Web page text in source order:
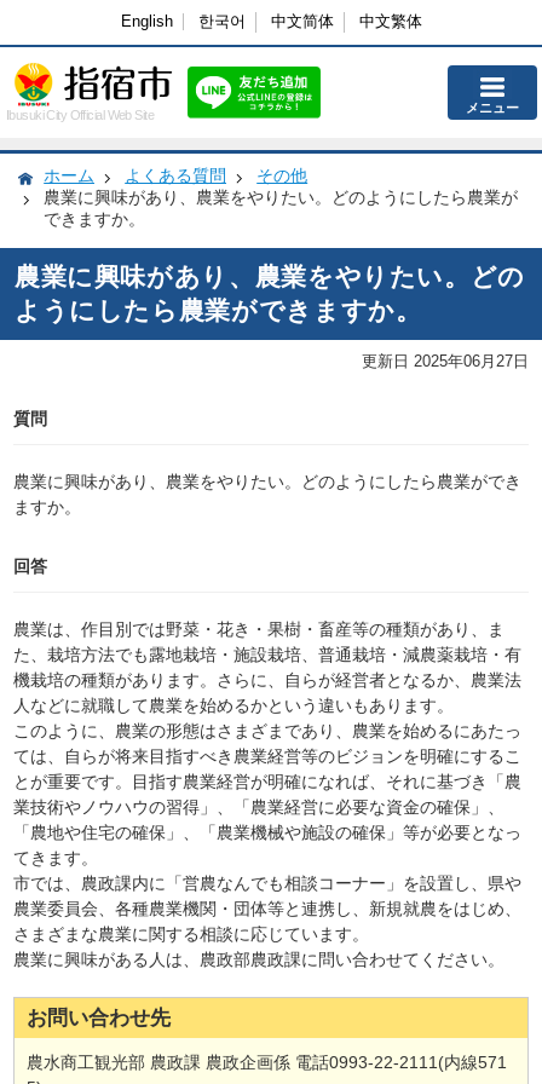
English 한국어 中文简体 中文繁体
Ibusuki City Official Web Site メニュー
ホーム よくある質問
その他
農業に興味があり、農業をやりたい。どのようにしたら農業が
できますか。
農業に興味があり、農業をやりたい。どの
ようにしたら農業ができますか。
更新日 2025年06月27日
質問
農業に興味があり、農業をやりたい。どのようにしたら農業ができ
ますか。
回答
農業は、作目別では野菜・花き・果樹・畜産等の種類があり、ま
た、栽培方法でも露地栽培・施設栽培、普通栽培・減農薬栽培・有
機栽培の種類があります。さらに、自らが経営者となるか、農業法
人などに就職して農業を始めるかという違いもあります。
このように、農業の形態はさまざまであり、農業を始めるにあたっ
ては、自らが将来目指すべき農業経営等のビジョンを明確にするこ
とが重要です。目指す農業経営が明確になれば、それに基づき「農
業技術やノウハウの習得」、「農業経営に必要な資金の確保」、
「農地や住宅の確保」、「農業機械や施設の確保」等が必要となっ
てきます。
市では、農政課内に「営農なんでも相談コーナー」を設置し、県や
農業委員会、各種農業機関・団体等と連携し、新規就農をはじめ、
さまざまな農業に関する相談に応じています。
農業に興味がある人は、農政部農政課に問い合わせてください。
お問い合わせ先
農水商工観光部 農政課 農政企画係 電話0993-22-2111(内線571